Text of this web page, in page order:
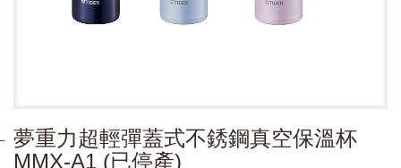
夢重力超輕彈蓋式不銹鋼真空保溫杯
MMX-A1 (已停產)